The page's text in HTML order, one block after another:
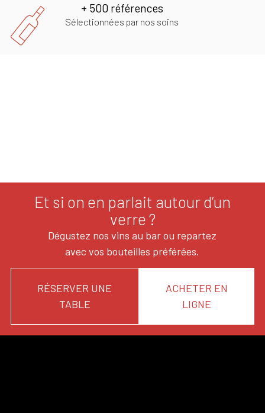
+ 500 références
Sélectionnées par nos soins
Et si on en parlait autour d’un
verre ?
Dégustez nos vins au bar ou repartez
avec vos bouteilles préférées.
RÉSERVER UNE
TABLE
ACHETER EN
LIGNE